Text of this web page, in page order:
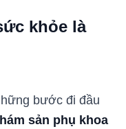
khỏe là
bước đi đầu
sản phụ khoa